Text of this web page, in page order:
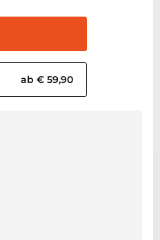
ab € 59,90